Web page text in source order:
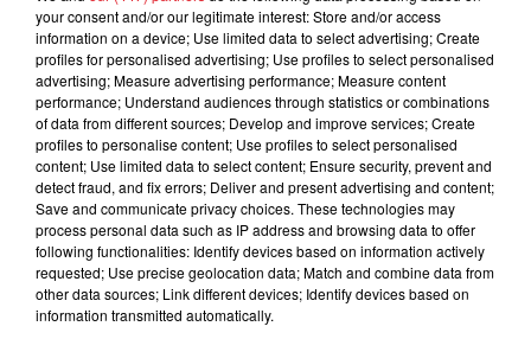
15 juillet 2026
BÉTHUNE: ENQUÊTE POUR HOMICIDE
VOLONTAIRE EN COURS, APRÈS LA...
Selon les premiers éléments, le logement servait
à des prostituées
your consent and/or our legitimate interest: Store and/or access
information on a device; Use limited data to select advertising; Create
profiles for personalised advertising; Use profiles to select personalised
advertising; Measure advertising performance; Measure content
performance; Understand audiences through statistics or combinations
of data from different sources; Develop and improve services; Create
profiles to personalise content; Use profiles to select personalised
content; Use limited data to select content; Ensure security, prevent and
detect fraud, and fix errors; Deliver and present advertising and content;
Save and communicate privacy choices. These technologies may
process personal data such as IP address and browsing data to offer
following functionalities: Identify devices based on information actively
requested; Use precise geolocation data; Match and combine data from
other data sources; Link different devices; Identify devices based on
information transmitted automatically.